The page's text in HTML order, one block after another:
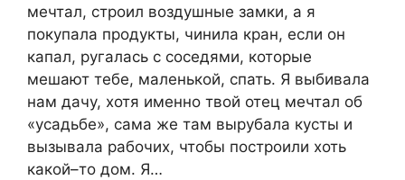
мечтал, строил воздушные замки, а я
покупала продукты, чинила кран, если он
капал, ругалась с соседями, которые
мешают тебе, маленькой, спать. Я выбивала
нам дачу, хотя именно твой отец мечтал об
«усадьбе», сама же там вырубала кусты и
вызывала рабочих, чтобы построили хоть
какой–то дом. Я…